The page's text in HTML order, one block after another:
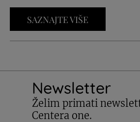
SAZNAJTE VIŠE
Newsletter
Želim primati
Centera one.